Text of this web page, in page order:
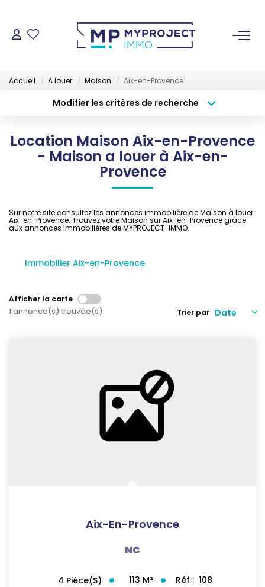
ESTIMER
Qui Sommes-Nous
Nous Rejoindre
CONTACT
Accueil A louer Maison Aix-en-Provence
Modifier les critères de recherche
Sélectionnez...
Type de bien
Surface min
Créer une alerte
Location Maison Aix-en-Provence
- Maison a louer à Aix-en-
Provence
Sur notre site consultez les annonces immobilière de Maison à louer
Aix-en-Provence. Trouvez votre Maison sur Aix-en-Provence grâce
aux annonces immobilières de MYPROJECT-IMMO.
Immobilier Aix-en-Provence
Afficher la carte
1 annonce(s) trouvée(s) Trier par
Aix-En-Provence
NC
4 Pièce(s) 113 M² Réf : 108